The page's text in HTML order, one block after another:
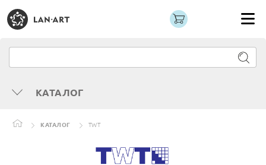
КАТАЛОГ
КАТАЛОГ TWT